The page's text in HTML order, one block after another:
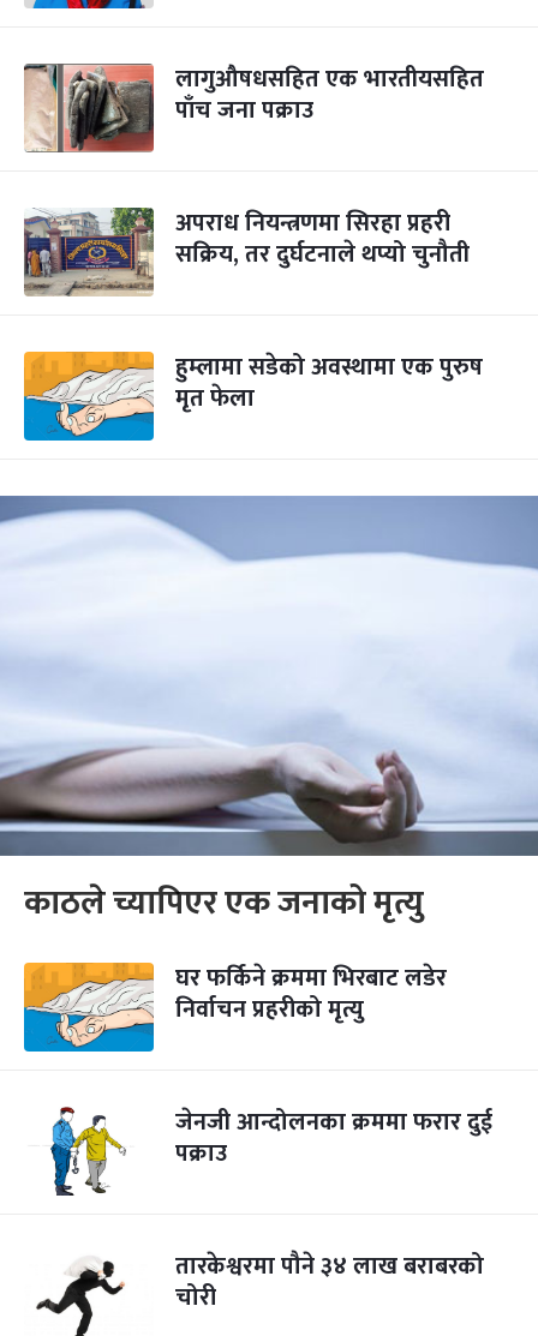
लागुऔषधसहित एक भारतीयसहित
पाँच जना पक्राउ
अपराध नियन्त्रणमा सिरहा प्रहरी
सक्रिय, तर दुर्घटनाले थप्यो चुनौती
हुम्लामा सडेको अवस्थामा एक पुरुष
मृत फेला
काठले च्यापिएर एक जनाको मृत्यु
घर फर्किने क्रममा भिरबाट लडेर
निर्वाचन प्रहरीको मृत्यु
जेनजी आन्दोलनका क्रममा फरार दुई
पक्राउ
तारकेश्वरमा पौने ३४ लाख बराबरको
चोरी